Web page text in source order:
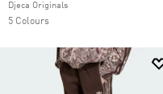
Djeca Originals
5 Colours